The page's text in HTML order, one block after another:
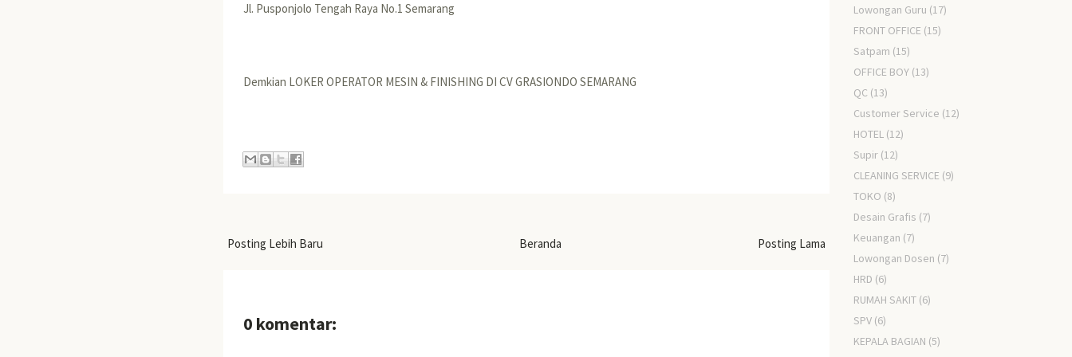
Jl. Pusponjolo Tengah Raya No.1 Semarang
Demkian LOKER OPERATOR MESIN & FINISHING DI CV GRASIONDO SEMARANG
Posting Lebih Baru Posting Lama
Beranda
0 komentar:
Lowongan Guru (17)
FRONT OFFICE (15)
Satpam (15)
OFFICE BOY (13)
QC (13)
Customer Service (12)
HOTEL (12)
Supir (12)
CLEANING SERVICE (9)
TOKO (8)
Desain Grafis (7)
Keuangan (7)
Lowongan Dosen (7)
HRD (6)
RUMAH SAKIT (6)
SPV (6)
KEPALA BAGIAN (5)